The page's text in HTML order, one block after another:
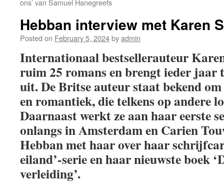
ons’ van Samuel Hanegreefs
Hebban interview met Karen
Posted on February 5, 2024byadmin
Internationaal bestsellerauteur
ruim 25 romans en brengt ieder jaar
uit. De Britse auteur staat bekend
en romantiek, die telkens op andere
Daarnaast werkt ze aan haar eerste
onlangs in Amsterdam en Carien
Hebban met haar over haar
eiland’-serie en haar nieuwste boek
verleiding’.